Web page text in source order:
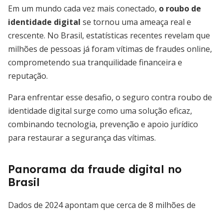
Em um mundo cada vez mais conectado, o roubo de
identidade digital se tornou uma ameaça real e
crescente. No Brasil, estatísticas recentes revelam que
milhões de pessoas já foram vítimas de fraudes online,
comprometendo sua tranquilidade financeira e
reputação.
Para enfrentar esse desafio, o seguro contra roubo de
identidade digital surge como uma solução eficaz,
combinando tecnologia, prevenção e apoio jurídico
para restaurar a segurança das vítimas.
Panorama da fraude digital no
Brasil
Dados de 2024 apontam que cerca de 8 milhões de